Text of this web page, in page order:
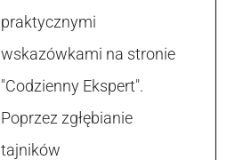
praktycznymi
wskazówkami na stronie
"Codzienny Ekspert".
Poprzez zgłębianie
tajników